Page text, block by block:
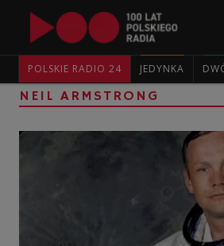
POLSKIE RADIO 24 JEDYNKA
NEIL ARMSTRONG